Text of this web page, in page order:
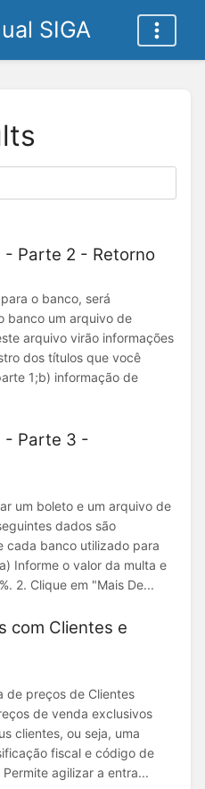
SIGA
Parte 2 - Retorno
o banco, será
banco um arquivo de
arquivo virão informações
dos títulos que você
1;b) informação de
- Parte 3 -
um boleto e um arquivo de
dados são
cada banco utilizado para
Informe o valor da multa e
2. Clique em "Mais De...
com Clientes e
de preços de Clientes
de venda exclusivos
clientes, ou seja, uma
fiscal e código de
agilizar a entra...